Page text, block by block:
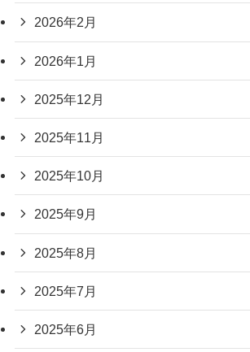
2026年2月
2026年1月
2025年12月
2025年11月
2025年10月
2025年9月
2025年8月
2025年7月
2025年6月